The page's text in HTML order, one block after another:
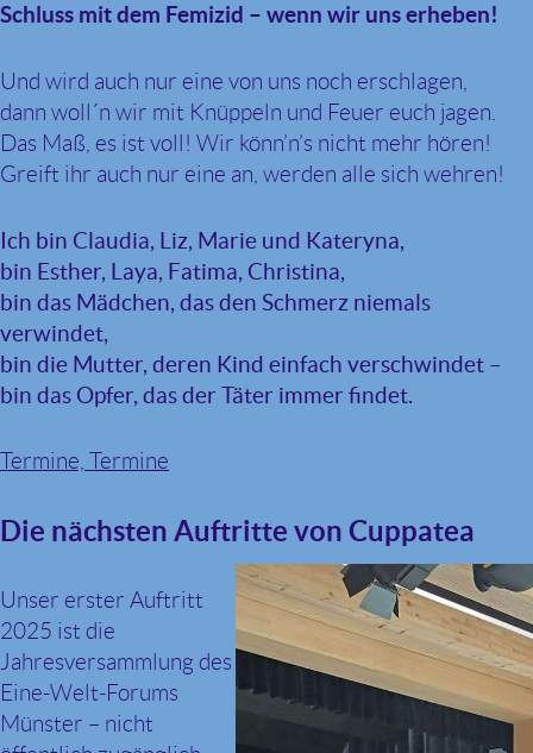
Schluss mit dem Femizid – wenn wir uns erheben!
Und wird auch nur eine von uns noch erschlagen,
dann woll´n wir mit Knüppeln und Feuer euch jagen.
Das Maß, es ist voll! Wir könn’n’s nicht mehr hören!
Greift ihr auch nur eine an, werden alle sich wehren!
Ich bin Claudia, Liz, Marie und Kateryna,
bin Esther, Laya, Fatima, Christina,
bin das Mädchen, das den Schmerz niemals
verwindet,
bin die Mutter, deren Kind einfach verschwindet –
bin das Opfer, das der Täter immer findet.
Termine, Termine
Die nächsten Auftritte von Cuppatea
Unser erster Auftritt
2025 ist die
Jahresversammlung des
Eine-Welt-Forums
Münster – nicht